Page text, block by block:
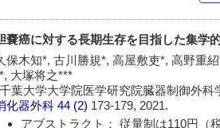
嚢癌に対する長期生存を目指した集学
保木知*, 古川勝規*, 高屋敷吏*, 高野重
大塚将之***
葉大学大学院医学研究院臓器制御外
化器外科 44 (2) 173-179, 2021.
アブストラクト： 従量制は110円（